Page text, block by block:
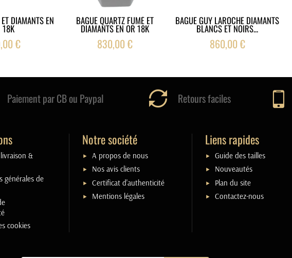
DIAMANTS EN
18K
€
BAGUE QUARTZ FUMÉ ET
DIAMANTS EN OR 18K
830,00 €
BAGUE GUY LAROCHE DIAMANTS
BLANCS ET NOIRS...
860,00 €
Paiement par CB ou Paypal Retours faciles
&
générales de
cookies
Notre société
A propos de nous
Nos avis clients
Certificat d'authenticité
Mentions légales
Liens rapides
Guide des tailles
Nouveautés
Plan du site
Contactez-nous